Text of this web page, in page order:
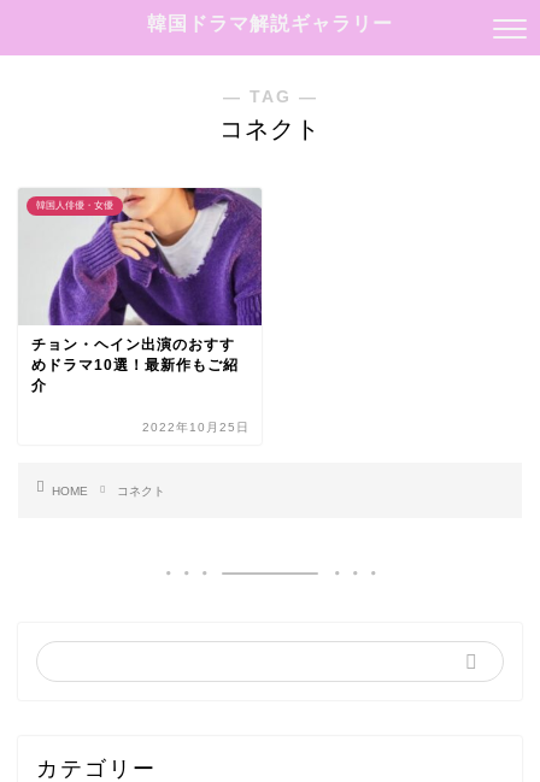
韓国ドラマ解説ギャラリー
― TAG ―
コネクト
韓国人俳優・女優
チョン・ヘイン出演のおすす
めドラマ10選！最新作もご紹
介
2022年10月25日
HOME コネクト
カテゴリー